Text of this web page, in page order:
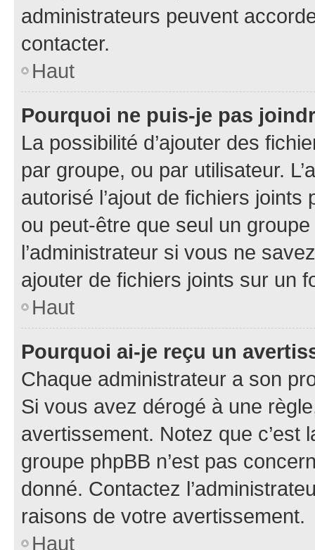
administrateurs peuvent
contacter.
Haut
Pourquoi ne puis-je pas
La possibilité d’ajouter des
par groupe, ou par utilisateur.
autorisé l’ajout de fichiers
ou peut-être que seul un
l’administrateur si vous ne
ajouter de fichiers joints sur un
Haut
Pourquoi ai-je reçu un
Chaque administrateur a son
Si vous avez dérogé à une
avertissement. Notez que c’est
groupe phpBB n’est pas
donné. Contactez
raisons de votre avertissement.
Haut